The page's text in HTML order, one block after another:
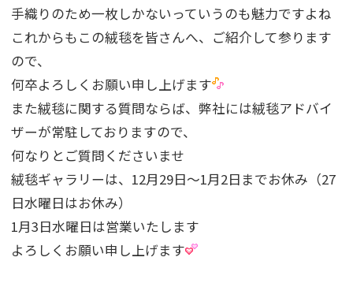
手織りのため一枚しかないっていうのも魅力ですよね
これからもこの絨毯を皆さんへ、ご紹介して参ります
ので、
何卒よろしくお願い申し上げます
また絨毯に関する質問ならば、弊社には絨毯アドバイ
ザーが常駐しておりますので、
何なりとご質問くださいませ
絨毯ギャラリーは、12月29日〜1月2日までお休み（27
日水曜日はお休み）
1月3日水曜日は営業いたします
よろしくお願い申し上げます